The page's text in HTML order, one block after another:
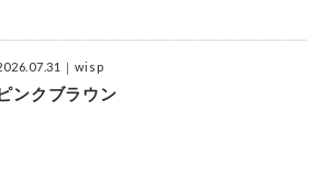
｜wisp
ンクブラウン